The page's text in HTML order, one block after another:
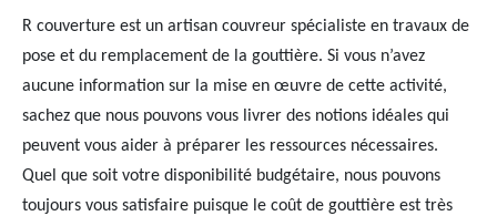
R couverture est un artisan couvreur spécialiste en travaux de
pose et du remplacement de la gouttière. Si vous n’avez
aucune information sur la mise en œuvre de cette activité,
sachez que nous pouvons vous livrer des notions idéales qui
peuvent vous aider à préparer les ressources nécessaires.
Quel que soit votre disponibilité budgétaire, nous pouvons
toujours vous satisfaire puisque le coût de gouttière est très